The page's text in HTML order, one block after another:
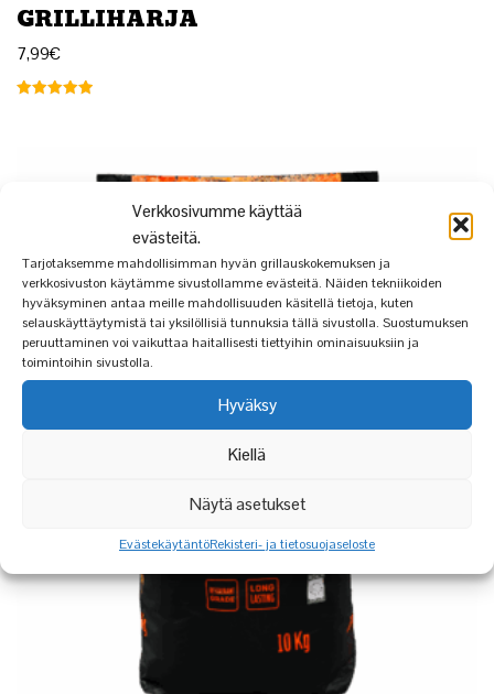
Verkkosivumme käyttää
evästeitä.
Tarjotaksemme mahdollisimman hyvän grillauskokemuksen ja
verkkosivuston käytämme sivustollamme evästeitä. Näiden tekniikoiden
hyväksyminen antaa meille mahdollisuuden käsitellä tietoja, kuten
selauskäyttäytymistä tai yksilöllisiä tunnuksia tällä sivustolla. Suostumuksen
peruuttaminen voi vaikuttaa haitallisesti tiettyihin ominaisuuksiin ja
toimintoihin sivustolla.
Hyväksy
Kiellä
Näytä asetukset
EvästekäytäntöRekisteri- ja tietosuojaseloste
GRILLIHARJA
7,99€